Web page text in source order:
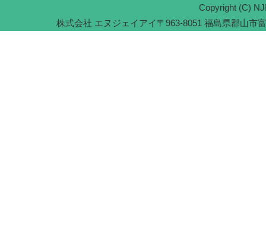
Copyright (C)
株式会社 エヌジェイアイ〒963-8051 福島県郡山市